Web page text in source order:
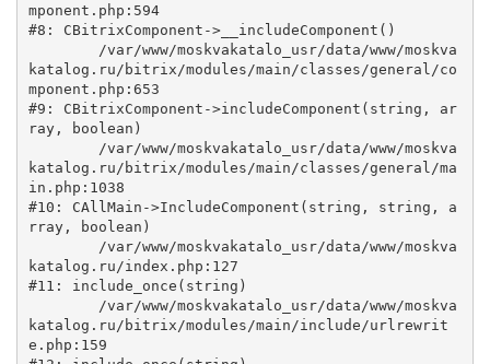
mponent.php:594
#8: CBitrixComponent->__includeComponent()
katalog.ru/bitrix/modules/main/classes/general/co
mponent.php:653
#9: CBitrixComponent->includeComponent(string, ar
ray, boolean)
katalog.ru/bitrix/modules/main/classes/general/ma
in.php:1038
#10: CAllMain->IncludeComponent(string, string, a
rray, boolean)
katalog.ru/index.php:127
#11: include_once(string)
katalog.ru/bitrix/modules/main/include/urlrewrit
e.php:159